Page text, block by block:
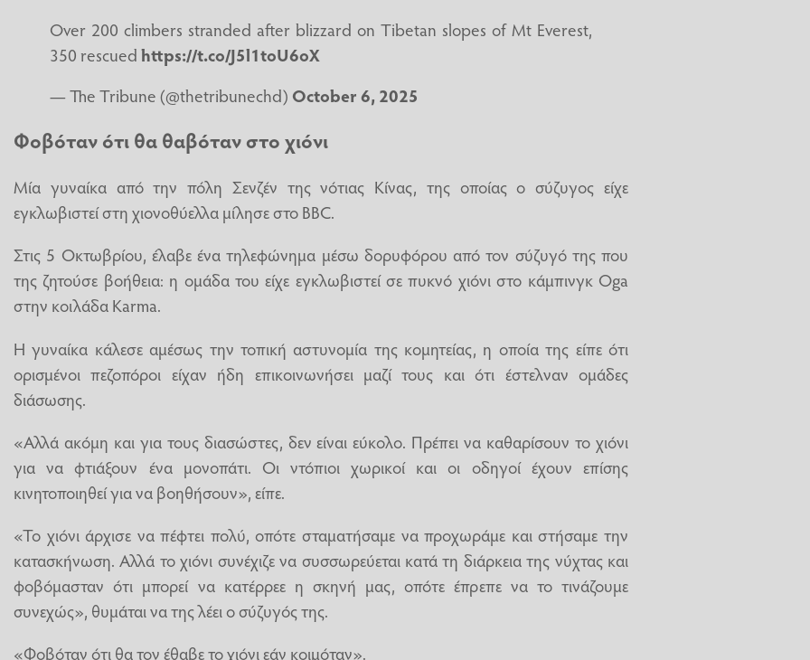
Over 200 climbers stranded after blizzard on Tibetan slopes of Mt Everest,
350 rescuedhttps://t.co/J5l1toU6oX
— The Tribune (@thetribunechd) October 6, 2025
Φοβόταν ότι θα θαβόταν στο χιόνι
Μία γυναίκα από την πόλη Σενζέν της νότιας Κίνας, της οποίας ο σύζυγος είχε
εγκλωβιστεί στη χιονοθύελλα μίλησε στο BBC.
Στις 5 Οκτωβρίου, έλαβε ένα τηλεφώνημα μέσω δορυφόρου από τον σύζυγό της που
της ζητούσε βοήθεια: η ομάδα του είχε εγκλωβιστεί σε πυκνό χιόνι στο κάμπινγκ Oga
στην κοιλάδα Karma.
Η γυναίκα κάλεσε αμέσως την τοπική αστυνομία της κομητείας, η οποία της είπε ότι
ορισμένοι πεζοπόροι είχαν ήδη επικοινωνήσει μαζί τους και ότι έστελναν ομάδες
διάσωσης.
«Αλλά ακόμη και για τους διασώστες, δεν είναι εύκολο. Πρέπει να καθαρίσουν το χιόνι
για να φτιάξουν ένα μονοπάτι. Οι ντόπιοι χωρικοί και οι οδηγοί έχουν επίσης
κινητοποιηθεί για να βοηθήσουν», είπε.
«Το χιόνι άρχισε να πέφτει πολύ, οπότε σταματήσαμε να προχωράμε και στήσαμε την
κατασκήνωση. Αλλά το χιόνι συνέχιζε να συσσωρεύεται κατά τη διάρκεια της νύχτας και
φοβόμασταν ότι μπορεί να κατέρρεε η σκηνή μας, οπότε έπρεπε να το τινάζουμε
συνεχώς», θυμάται να της λέει ο σύζυγός της.
«Φοβόταν ότι θα τον έθαβε το χιόνι εάν κοιμόταν».